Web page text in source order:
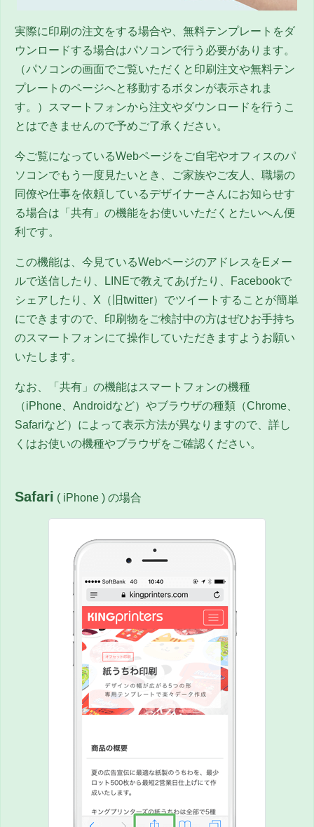
実際に印刷の注文をする場合や、無料テンプレートをダ
ウンロードする場合はパソコンで行う必要があります。
（パソコンの画面でご覧いただくと印刷注文や無料テン
プレートのページへと移動するボタンが表示されま
す。）スマートフォンから注文やダウンロードを行うこ
とはできませんので予めご了承ください。
今ご覧になっているWebページをご自宅やオフィスのパ
ソコンでもう一度見たいとき、ご家族やご友人、職場の
同僚や仕事を依頼しているデザイナーさんにお知らせす
る場合は「共有」の機能をお使いいただくとたいへん便
利です。
この機能は、今見ているWebページのアドレスをEメー
ルで送信したり、LINEで教えてあげたり、Facebookで
シェアしたり、 X（旧twitter） でツイートすることが簡単
にできますので、印刷物をご検討中の方はぜひお手持ち
のスマートフォンにて操作していただきますようお願い
いたします。
なお、「共有」の機能はスマートフォンの機種
（iPhone、Androidなど）やブラウザの種類（Chrome、
Safariなど）によって表示方法が異なりますので、詳し
くはお使いの機種やブラウザをご確認ください。
Safari ( iPhone ) の場合